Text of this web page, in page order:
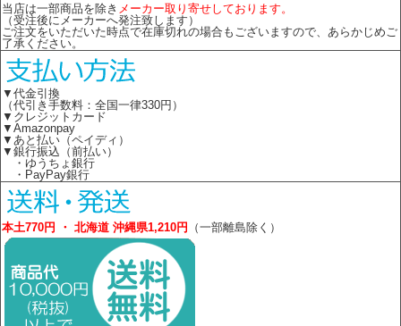
当店は一部商品を除き メーカー取り寄せしております。
（受注後にメーカーへ発注致します）
ご注文をいただいた時点で在庫切れの場合もございますので、あらかじめご
了承ください。
▼代金引換
（代引き手数料：全国一律330円）
▼クレジットカード
▼Amazonpay
▼あと払い（ペイディ）
▼銀行振込（前払い）
・ゆうちょ銀行
・PayPay銀行
本土770円 ・ 北海道 沖縄県1,210円 （一部離島除く）